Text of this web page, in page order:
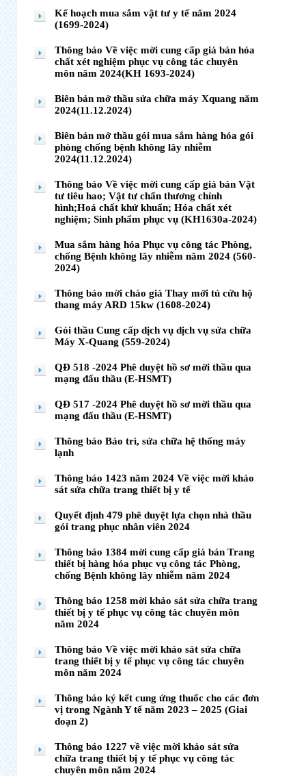
Kế hoạch mua sắm vật tư y tế năm 2024
(1699-2024)
Thông báo Về việc mời cung cấp giá bán hóa
chất xét nghiệm phục vụ công tác chuyên
môn năm 2024(KH 1693-2024)
Biên bản mở thầu sửa chữa máy Xquang năm
2024(11.12.2024)
Biên bản mở thầu gói mua sắm hàng hóa gói
phòng chống bệnh không lây nhiễm
2024(11.12.2024)
Thông báo Về việc mời cung cấp giá bán Vật
tư tiêu hao; Vật tư chấn thương chỉnh
hình;Hoá chất khử khuẩn; Hóa chất xét
nghiệm; Sinh phẩm phục vụ (KH1630a-2024)
Mua sắm hàng hóa Phục vụ công tác Phòng,
chống Bệnh không lây nhiễm năm 2024 (560-
2024)
Thông báo mời chào giá Thay mới tủ cứu hộ
thang máy ARD 15kw (1608-2024)
Gói thầu Cung cấp dịch vụ dịch vụ sửa chữa
Máy X-Quang (559-2024)
QĐ 518 -2024 Phê duyệt hồ sơ mời thầu qua
mạng đấu thầu (E-HSMT)
QĐ 517 -2024 Phê duyệt hồ sơ mời thầu qua
mạng đấu thầu (E-HSMT)
Thông báo Bảo trì, sửa chữa hệ thống máy
lạnh
Thông báo 1423 năm 2024 Về việc mời khảo
sát sửa chữa trang thiết bị y tế
Quyết định 479 phê duyệt lựa chọn nhà thầu
gói trang phục nhân viên 2024
Thông báo 1384 mời cung cấp giá bán Trang
thiết bị hàng hóa phục vụ công tác Phòng,
chống Bệnh không lây nhiễm năm 2024
Thông báo 1258 mời khảo sát sửa chữa trang
thiết bị y tế phục vụ công tác chuyên môn
năm 2024
Thông báo Về việc mời khảo sát sửa chữa
trang thiết bị y tế phục vụ công tác chuyên
môn năm 2024
Thông báo ký kết cung ứng thuốc cho các đơn
vị trong Ngành Y tế năm 2023 – 2025 (Giai
đoạn 2)
Thông báo 1227 về việc mời khảo sát sửa
chữa trang thiết bị y tế phục vụ công tác
chuyên môn năm 2024